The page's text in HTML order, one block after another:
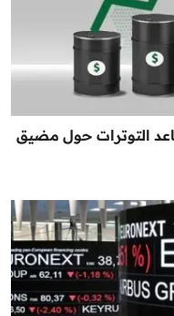
التوترات حول مضيق